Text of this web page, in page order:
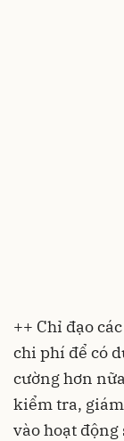
++ Chỉ đạo
chi phí để có
cường hơn
kiểm tra,
vào hoạt